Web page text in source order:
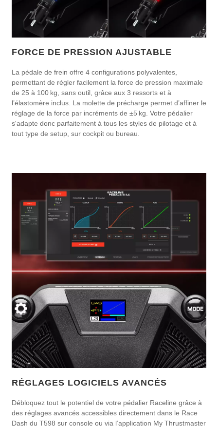
FORCE DE PRESSION AJUSTABLE
La pédale de frein offre 4 configurations polyvalentes,
permettant de régler facilement la force de pression maximale
de 25 à 100 kg, sans outil, grâce aux 3 ressorts et à
l’élastomère inclus. La molette de précharge permet d’affiner le
réglage de la force par incréments de ±5 kg. Votre pédalier
s'adapte donc parfaitement à tous les styles de pilotage et à
tout type de setup, sur cockpit ou bureau.
RÉGLAGES LOGICIELS AVANCÉS
Débloquez tout le potentiel de votre pédalier Raceline grâce à
des réglages avancés accessibles directement dans le Race
Dash du T598 sur console ou via l’application My Thrustmaster